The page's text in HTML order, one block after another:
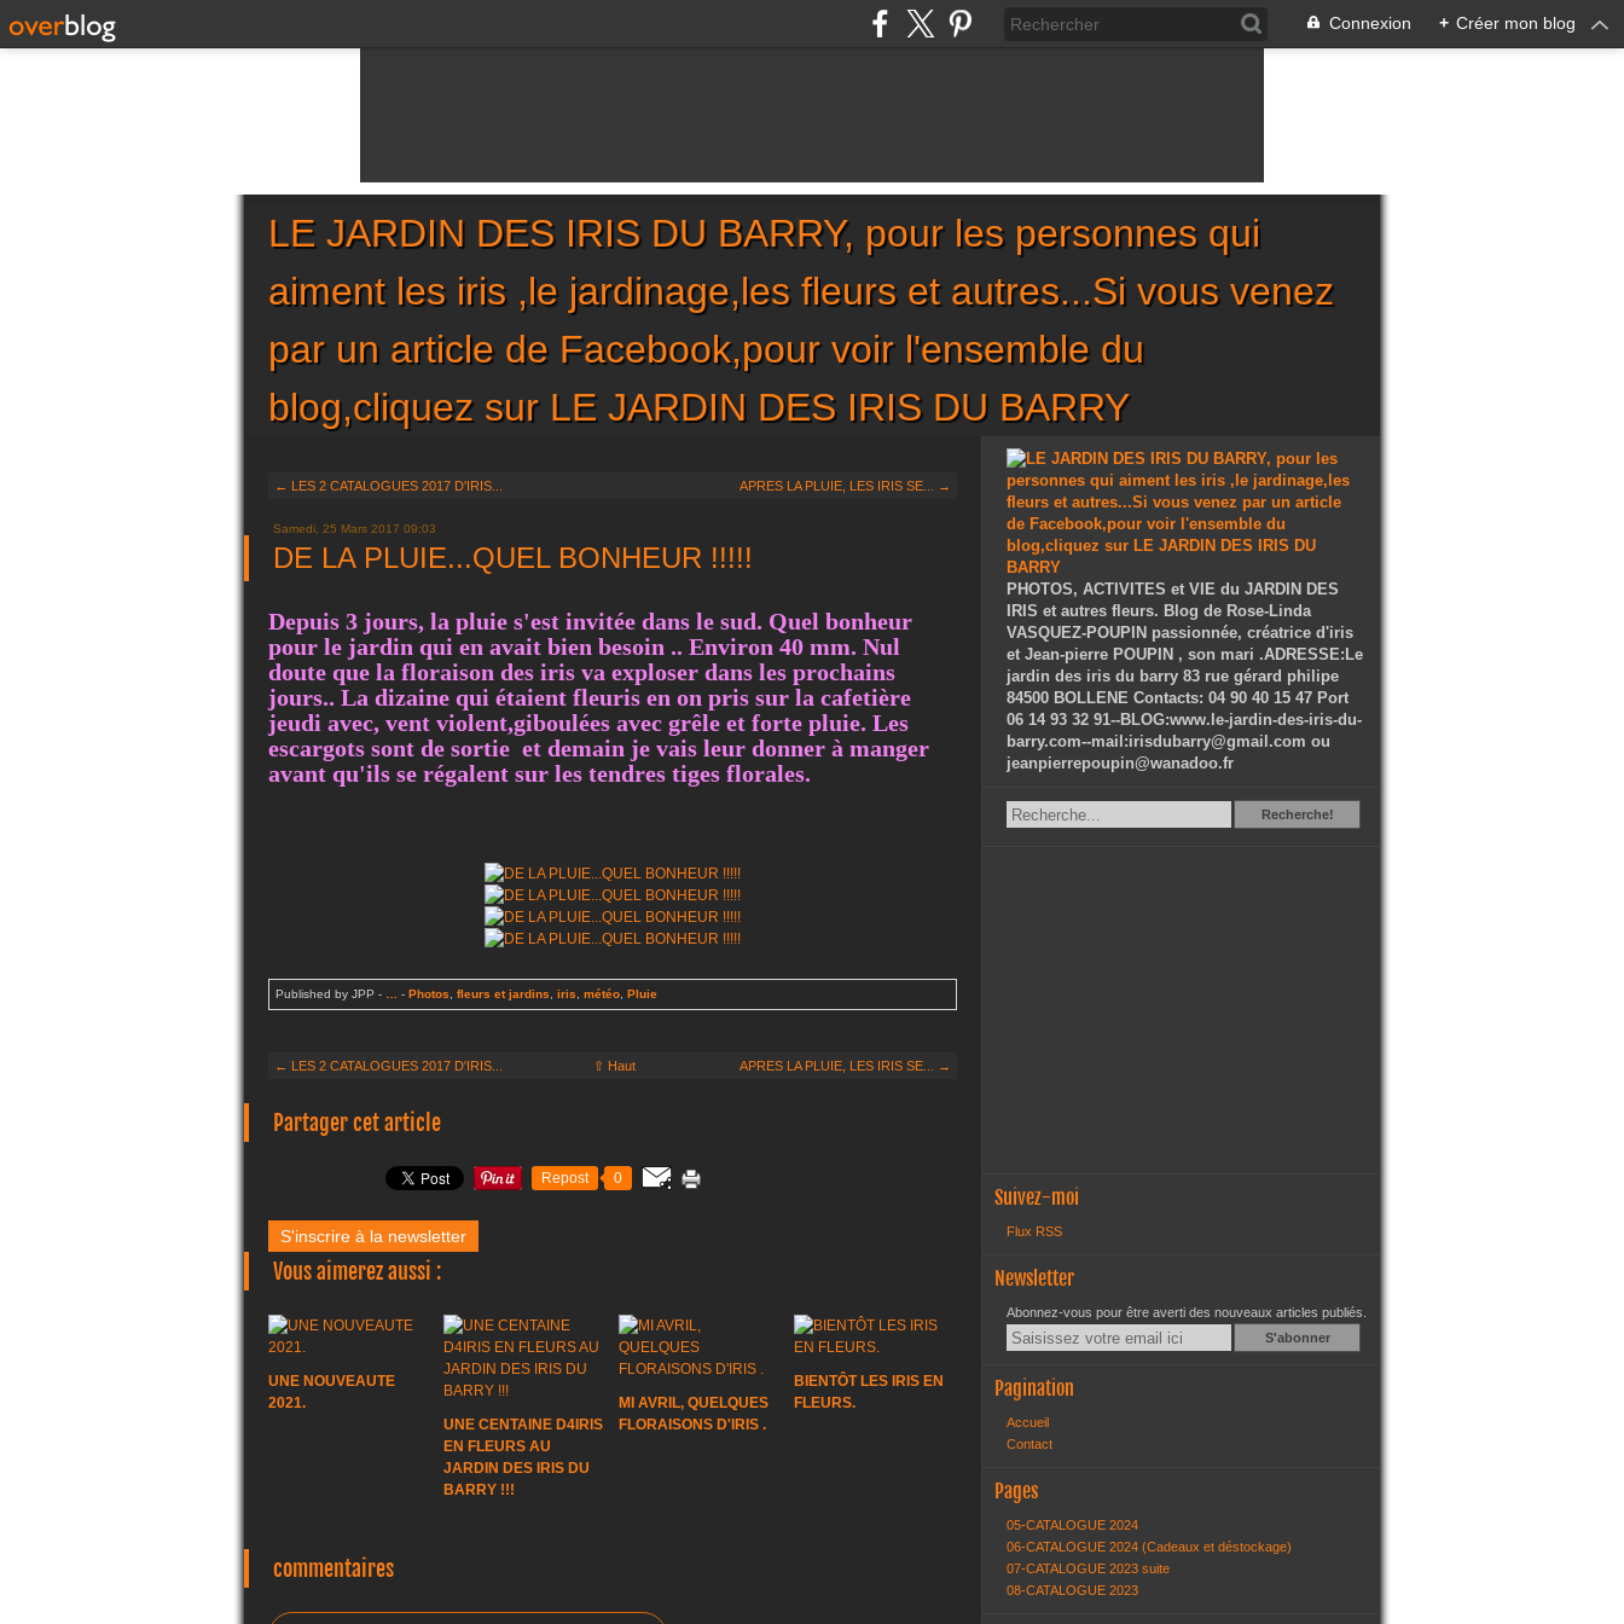
Connexion + Créer mon blog
LE JARDIN DES IRIS DU BARRY, pour les personnes qui
aiment les iris ,le jardinage,les fleurs et autres...Si vous venez
par un article de Facebook,pour voir l'ensemble du
blog,cliquez sur LE JARDIN DES IRIS DU BARRY
← LES 2 CATALOGUES 2017 D'IRIS... APRES LA PLUIE, LES IRIS SE... →
Samedi, 25 Mars 2017 09:03
DE LA PLUIE...QUEL BONHEUR !!!!!
Depuis 3 jours, la pluie s'est invitée dans le sud. Quel bonheur
pour le jardin qui en avait bien besoin .. Environ 40 mm. Nul
doute que la floraison des iris va exploser dans les prochains
jours.. La dizaine qui étaient fleuris en on pris sur la cafetière
jeudi avec, vent violent,giboulées avec grêle et forte pluie. Les
escargots sont de sortie et demain je vais leur donner à manger
avant qu'ils se régalent sur les tendres tiges florales.
Published by JPP - - Photos fleurs et jardins iris météo Pluie
← LES 2 CATALOGUES 2017 D'IRIS... ⇧ Haut APRES LA PLUIE, LES IRIS SE... →
Partager cet article
Repost 0
S'inscrire à la newsletter
Vous aimerez aussi :
UNE NOUVEAUTE
2021.
UNE CENTAINE D4IRIS
EN FLEURS AU
JARDIN DES IRIS DU
BARRY !!!
MI AVRIL, QUELQUES
FLORAISONS D'IRIS .
BIENTÔT LES IRIS EN
FLEURS.
commentaires
PHOTOS, ACTIVITES et VIE du JARDIN DES
IRIS et autres fleurs. Blog de Rose-Linda
VASQUEZ-POUPIN passionnée, créatrice d'iris
et Jean-pierre POUPIN , son mari .ADRESSE:Le
jardin des iris du barry 83 rue gérard philipe
84500 BOLLENE Contacts: 04 90 40 15 47 Port
06 14 93 32 91--BLOG:www.le-jardin-des-iris-du-
barry.com--mail:irisdubarry@gmail.com ou
jeanpierrepoupin@wanadoo.fr
RechercheRecherche!
Suivez-moi
Flux RSS
Newsletter
Abonnez-vous pour être averti des nouveaux articles publiés.
Email
Pagination
Accueil
Contact
Pages
05-CATALOGUE 2024
06-CATALOGUE 2024 (Cadeaux et déstockage)
07-CATALOGUE 2023 suite
08-CATALOGUE 2023